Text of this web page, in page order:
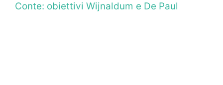
Conte: obiettivi Wijnaldum e De Paul